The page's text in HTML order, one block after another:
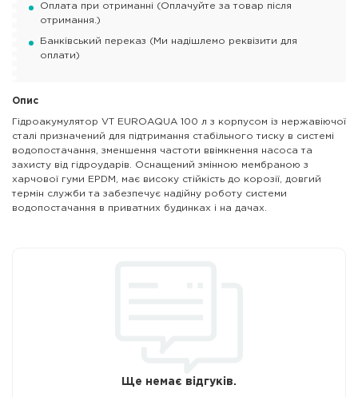
Оплата при отриманні (Оплачуйте за товар після
отримання.)
Банківський переказ (Ми надішлемо реквізити для
оплати)
Опис
Гідроакумулятор VT EUROAQUA 100 л з корпусом із нержавіючої
сталі призначений для підтримання стабільного тиску в системі
водопостачання, зменшення частоти ввімкнення насоса та
захисту від гідроударів. Оснащений змінною мембраною з
харчової гуми EPDM, має високу стійкість до корозії, довгий
термін служби та забезпечує надійну роботу системи
водопостачання в приватних будинках і на дачах.
Ще немає відгуків.